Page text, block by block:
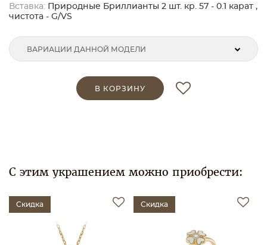
Вставка: Природные Бриллианты 2 шт. кр. 57 - 0.1 карат ,
чистота - G/VS
ВАРИАЦИИ ДАННОЙ МОДЕЛИ
В КОРЗИНУ
С этим украшением можно приобрести:
Скидка Скидка